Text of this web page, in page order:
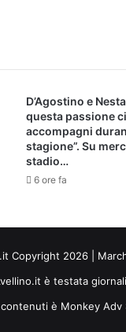
D’Agostino e
questa passione ci
accompagni
stagione”. Su
stadio…
6 ore fa
Copyright 2026 |
è testata
è Monkey